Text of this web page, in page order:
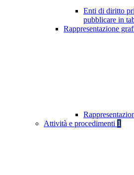
Enti di diritto
pubblicare in
Rappresentazione
Attività e procedimenti 1